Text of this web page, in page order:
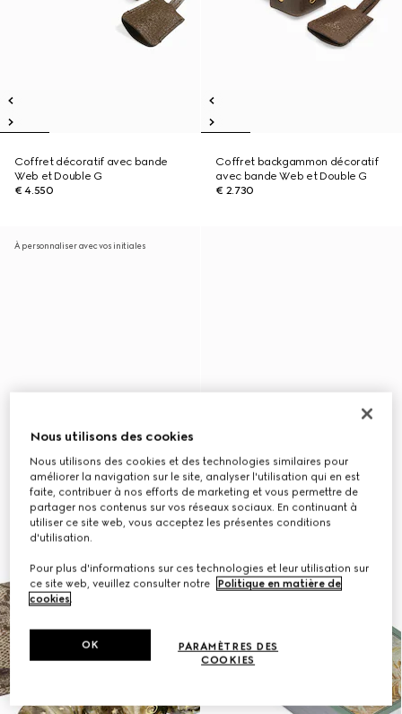
Coffret décoratif avec bande
Web et Double G
€ 4.550
Coffret backgammon décoratif
avec bande Web et Double G
€ 2.730
À personnaliser avec vos initiales
Nous utilisons des cookies
Nous utilisons des cookies et des technologies similaires pour
améliorer la navigation sur le site, analyser l'utilisation qui en est
faite, contribuer à nos efforts de marketing et vous permettre de
partager nos contenus sur vos réseaux sociaux. En continuant à
utiliser ce site web, vous acceptez les présentes conditions
d'utilisation.
Pour plus d'informations sur ces technologies et leur utilisation sur
ce site web, veuillez consulter notre
Politique en matière de
cookies.
PARAMÈTRES DES
COOKIES
OK